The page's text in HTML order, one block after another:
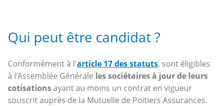
Qui peut être candidat ?
Conformément à l'article 17 des statuts, sont éligibles
à l’Assemblée Générale les sociétaires à jour de leurs
cotisationsayant au moins un contrat en vigueur
souscrit auprès de la Mutuelle de Poitiers Assurances.